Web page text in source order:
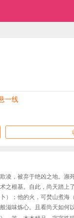
一线
，被弃于绝凶之地。濒
根基。自此，尚天踏上
；他的火，可焚山煮
滋味炼心。且看尚天如